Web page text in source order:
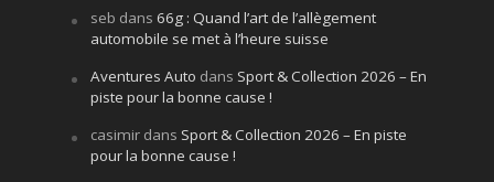
seb dans 66g : Quand l’art de l’allègement
automobile se met à l’heure suisse
Aventures Auto dans Sport & Collection 2026 – En
piste pour la bonne cause !
casimirdans Sport & Collection 2026 – En piste
pour la bonne cause !